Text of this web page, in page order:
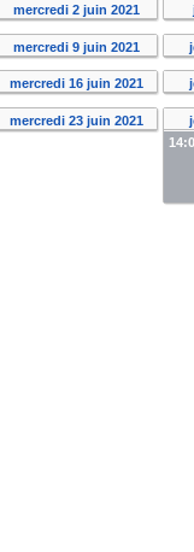
mercredi 2 juin 2021
mercredi 9 juin 2021
mercredi 16 juin 2021
mercredi 23 juin 2021